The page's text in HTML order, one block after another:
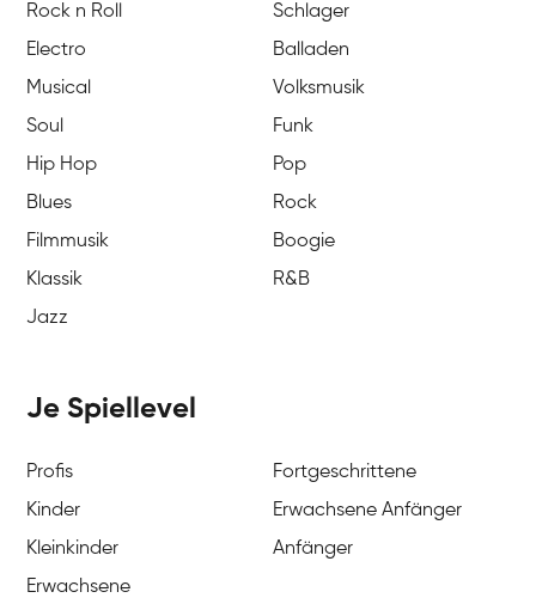
Rock n Roll
Schlager
Electro
Balladen
Musical
Volksmusik
Soul
Funk
Hip Hop
Pop
Blues
Rock
Filmmusik
Boogie
Klassik
R&B
Jazz
Je Spiellevel
Profis
Fortgeschrittene
Kinder
Erwachsene Anfänger
Kleinkinder
Anfänger
Erwachsene